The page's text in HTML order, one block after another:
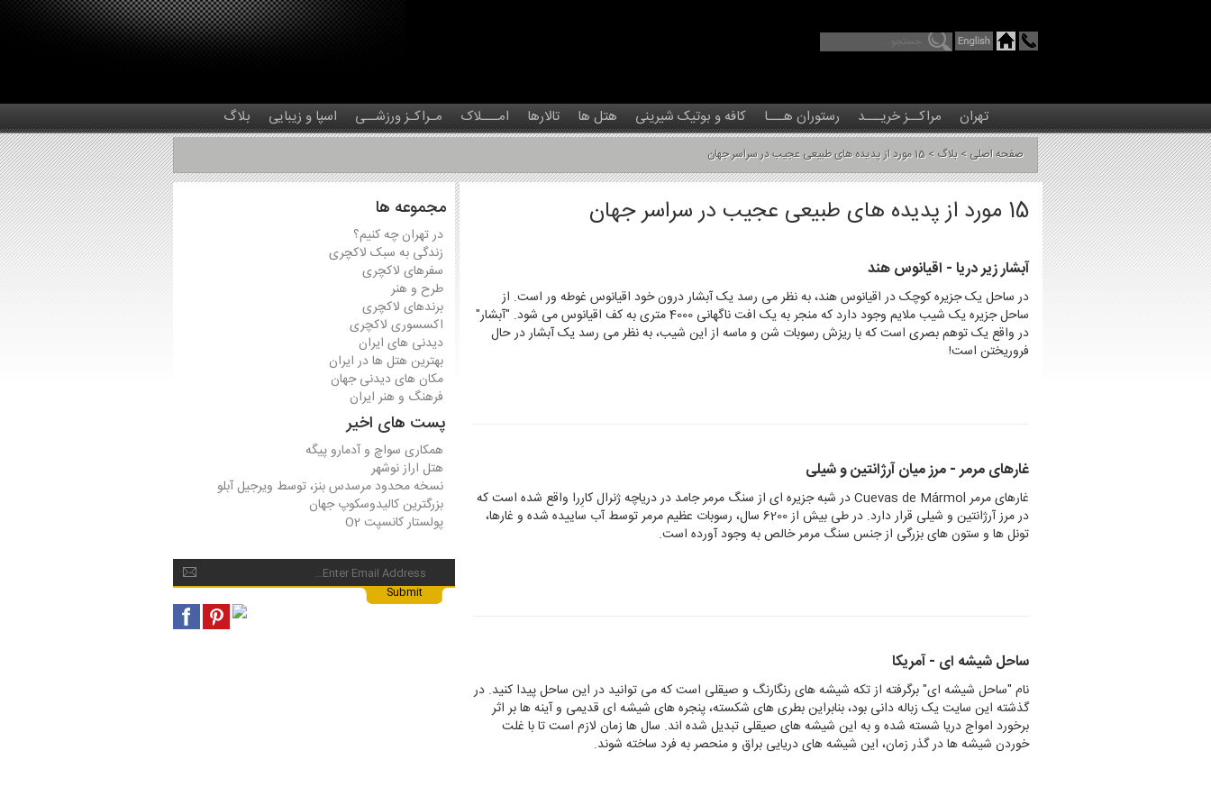
تهران مراکــز خریـــد رستوران هـــا کافه و بوتیک شیرینی هتل ها تالارها امـــلاک مـراکـز ورزشــی اسپا و زیبایی بلاگ
صفحه اصلی > بلاگ > 15 مورد از پدیده های طبیعی عجیب در سراسر جهان
مجموعه ها
در تهران چه کنیم؟
زندگی به سبک لاکچری
سفرهای لاکچری
طرح و هنر
برندهای لاکچری
اکسسوری لاکچری
دیدنی های ایران
بهترین هتل ها در ایران
مکان های دیدنی جهان
فرهنگ و هنر ایران
پست های اخیر
همکاری سواچ و آدمارو پیگه
هتل اراز نوشهر
نسخه محدود مرسدس بنز، توسط ویرجیل آبلو
بزرگترین کالیدوسکوپ جهان
پولستار کانسپت O2
15 مورد از پدیده های طبیعی عجیب در سراسر جهان
آبشار زیر دریا - اقیانوس هند
در ساحل یک جزیره کوچک در اقیانوس هند، به نظر می رسد یک آبشار درون خود اقیانوس غوطه ور است. از
ساحل جزیره یک شیب ملایم وجود دارد که منجر به یک افت ناگهانی 4000 متری به کف اقیانوس می شود. "آبشار"
در واقع یک توهم بصری است که با ریزش رسوبات شن و ماسه از این شیب، به نظر می رسد یک آبشار در حال
فروریختن است!
غارهای مرمر - مرز میان آرژانتین و شیلی
غارهای مرمر Cuevas de Mármol در شبه جزیره ای از سنگ مرمر جامد در دریاچه ژنرال کارِرا واقع شده است که
در مرز آرژانتین و شیلی قرار دارد. در طی بیش از 6200 سال، رسوبات عظیم مرمر توسط آب ساییده شده و غارها،
تونل ها و ستون های بزرگی از جنس سنگ مرمر خالص به وجود آورده است.
ساحل شیشه ای - آمریکا
نام "ساحل شیشه ای" برگرفته از تکه شیشه های رنگارنگ و صیقلی است که می توانید در این ساحل پیدا کنید. در
گذشته این سایت یک زباله دانی بود، بنابراین بطری های شکسته، پنجره های شیشه ای قدیمی و آینه ها بر اثر
برخورد امواج دریا شسته شده و به این شیشه های صیقلی تبدیل شده اند. سال ها زمان لازم است تا با غلت
خوردن شیشه ها در گذر زمان، این شیشه های دریایی براق و منحصر به فرد ساخته شوند.